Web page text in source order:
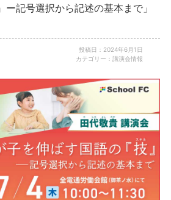
記号選択から記述の基本まで」
投稿日：2024年6月1日
カテゴリー：講演会情報